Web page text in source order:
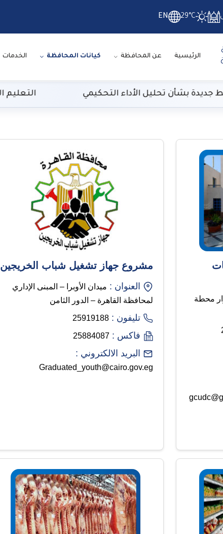
29°C
EN
الرئيسية عن المحافظة كيانات المحافظة الخدمات
تحليل الأداء التحكيمي التعليم العالي: 29 ألف طالب سجلوا رغباتهم في تنسيق المرحلة الأولى
محطة
مشروع جهاز تشغيل شباب الخريجين
العنوان : ميدان الأوبرا – المبنى الإداري
لمحافظة القاهرة – الدور الثامن
تليفون : 25919188
فاكس : 25884087
البريد الالكتروني :
Graduated_youth@cairo.gov.eg